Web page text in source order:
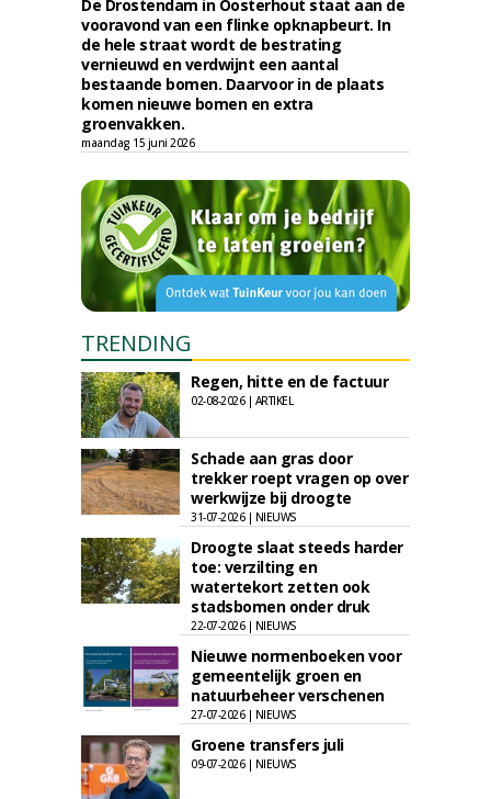
De Drostendam in Oosterhout staat aan de
vooravond van een flinke opknapbeurt. In
de hele straat wordt de bestrating
vernieuwd en verdwijnt een aantal
bestaande bomen. Daarvoor in de plaats
komen nieuwe bomen en extra
groenvakken.
maandag 15 juni 2026
TRENDING
Regen, hitte en de factuur
02-08-2026 | ARTIKEL
Schade aan gras door
trekker roept vragen op over
werkwijze bij droogte
31-07-2026 | NIEUWS
Droogte slaat steeds harder
toe: verzilting en
watertekort zetten ook
stadsbomen onder druk
22-07-2026 | NIEUWS
Nieuwe normenboeken voor
gemeentelijk groen en
natuurbeheer verschenen
27-07-2026 | NIEUWS
Groene transfers juli
09-07-2026 | NIEUWS